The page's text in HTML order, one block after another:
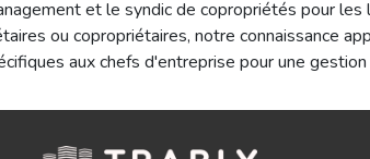
et le syndic de copropriétés pour
ou copropriétaires, notre connaissance
aux chefs d'entreprise pour une